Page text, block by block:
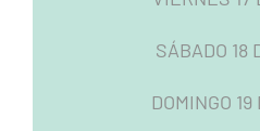
SÁBADO 18
DOMINGO 19